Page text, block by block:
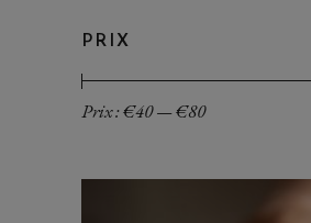
PRIX
Prix
Prix
Prix :€40—€80